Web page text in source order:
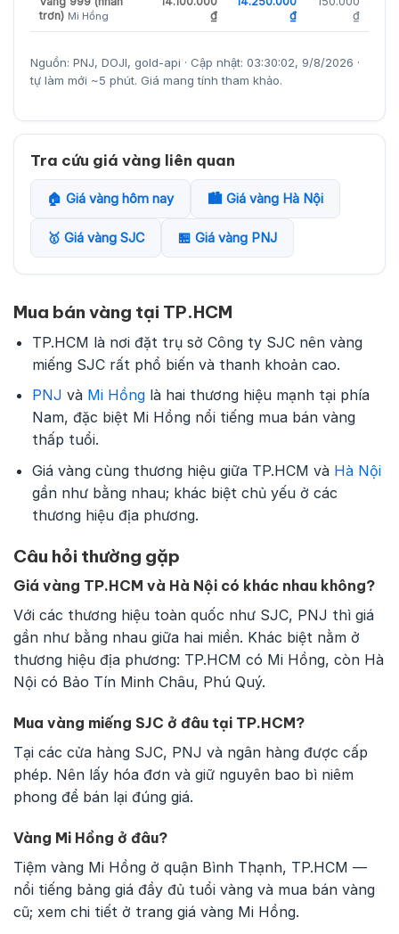
trơn) Mi Hồng
₫
₫
₫
Nguồn: PNJ, DOJI, gold-api · Cập nhật: 03:30:02, 9/8/2026 ·
tự làm mới ~5 phút. Giá mang tính tham khảo.
Tra cứu giá vàng liên quan
🏠 Giá vàng hôm nay 🏙️ Giá vàng Hà Nội
🥇 Giá vàng SJC 🏪 Giá vàng PNJ
Mua bán vàng tại TP.HCM
TP.HCM là nơi đặt trụ sở Công ty SJC nên vàng
miếng SJC rất phổ biến và thanh khoản cao.
PNJ và Mi Hồnglà hai thương hiệu mạnh tại phía
Nam, đặc biệt Mi Hồng nổi tiếng mua bán vàng
thấp tuổi.
Giá vàng cùng thương hiệu giữa TP.HCM và Hà Nội
gần như bằng nhau; khác biệt chủ yếu ở các
thương hiệu địa phương.
Câu hỏi thường gặp
Giá vàng TP.HCM và Hà Nội có khác nhau không?
Với các thương hiệu toàn quốc như SJC, PNJ thì giá
gần như bằng nhau giữa hai miền. Khác biệt nằm ở
thương hiệu địa phương: TP.HCM có Mi Hồng, còn Hà
Nội có Bảo Tín Minh Châu, Phú Quý.
Mua vàng miếng SJC ở đâu tại TP.HCM?
Tại các cửa hàng SJC, PNJ và ngân hàng được cấp
phép. Nên lấy hóa đơn và giữ nguyên bao bì niêm
phong để bán lại đúng giá.
Vàng Mi Hồng ở đâu?
Tiệm vàng Mi Hồng ở quận Bình Thạnh, TP.HCM —
nổi tiếng bảng giá đầy đủ tuổi vàng và mua bán vàng
cũ; xem chi tiết ở trang giá vàng Mi Hồng.